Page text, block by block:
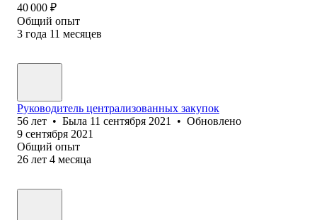
40 000 ₽
Общий опыт
3 года 11 месяцев
Руководитель централизованных закупок
56 лет • Была 11 сентября 2021 • Обновлено
9 сентября 2021
Общий опыт
26 лет 4 месяца